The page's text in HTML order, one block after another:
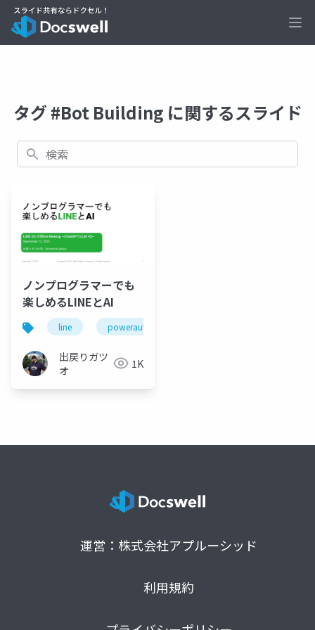
タグ #Bot Building に関するスライド
検索
ノンプログラマーでも
楽しめるLINEとAI
line powerautomate
出戻りガツ
オ
1K
運営：株式会社アプルーシッド
利用規約